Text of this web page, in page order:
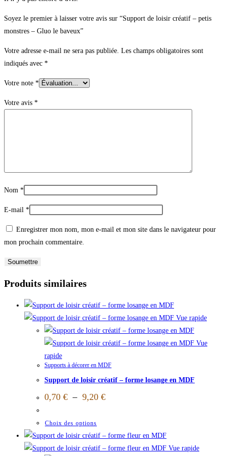
Soyez le premier à laisser votre avis sur “Support de loisir créatif – petis
monstres – Gluo le baveux”
Votre adresse e-mail ne sera pas publiée. Les champs obligatoires sont
indiqués avec *
Votre note *
Votre avis *
Nom *
E-mail *
Enregistrer mon nom, mon e-mail et mon site dans le navigateur pour
mon prochain commentaire.
Produits similaires
Vue rapide
Vue
rapide
Supports à décorer en MDF
Support de loisir créatif – forme losange en MDF
0,70 € – 9,20 €
Choix des options
Vue rapide